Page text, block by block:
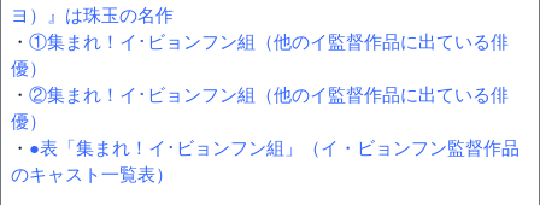
ヨ）』は珠玉の名作
・ ①集まれ！イ･ビョンフン組（他のイ監督作品に出ている俳
優）
・ ②集まれ！イ･ビョンフン組（他のイ監督作品に出ている俳
優）
・ ●表「集まれ！イ･ビョンフン組」（イ・ビョンフン監督作品
のキャスト一覧表）